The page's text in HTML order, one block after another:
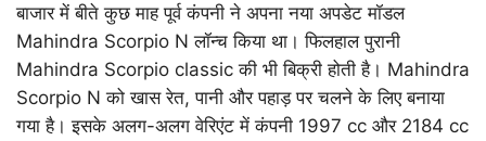
बाजार में बीते कुछ माह पूर्व कंपनी ने अपना नया अपडेट मॉडल
Mahindra Scorpio N लॉन्च किया था। फिलहाल पुरानी
Mahindra Scorpio classic की भी बिक्री होती है। Mahindra
Scorpio N को खास रेत, पानी और पहाड़ पर चलने के लिए बनाया
गया है। इसके अलग-अलग वेरिएंट में कंपनी 1997 cc और 2184 cc